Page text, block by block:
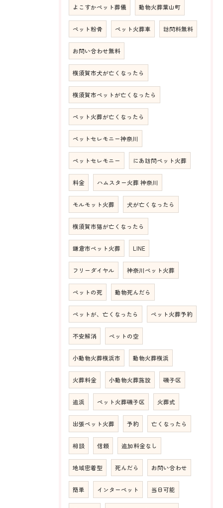
よこすかペット葬儀 動物火葬葉山町
ペット粉骨 ペット火葬車 訪問料無料
お問い合わせ無料
横須賀市犬が亡くなったら
横須賀市ペットが亡くなったら
ペット火葬が亡くなったら
ペットセレモニー神奈川
ペットセレモニー にあ訪問ペット火葬
料金 ハムスター火葬 神奈川
モルモット火葬 犬が亡くなったら
横須賀市猫が亡くなったら
鎌倉市ペット火葬 LINE
フリーダイヤル 神奈川ペット火葬
ペットの死 動物死んだら
ペットが、亡くなったら ペット火葬予約
不安解消 ペットの空
小動物火葬横浜市 動物火葬横浜
火葬料金 小動物火葬施設 磯子区
追浜 ペット火葬磯子区 火葬式
出張ペット火葬 予約 亡くなったら
相談 信頼 追加料金なし
地域密着型 死んだら お問い合わせ
簡単 インターペット 当日可能